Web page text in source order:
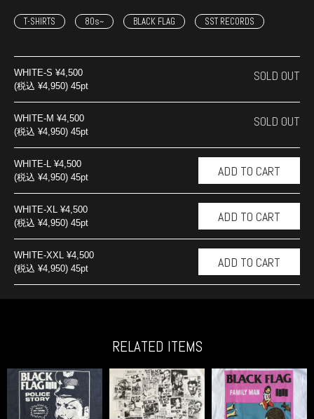
T-SHIRTS 80s~ BLACK FLAG SST RECORDS
WHITE-S ¥4,500
(税込 ¥4,950) 45pt
SOLD OUT
WHITE-M ¥4,500
(税込 ¥4,950) 45pt
SOLD OUT
WHITE-L ¥4,500
(税込 ¥4,950) 45pt
WHITE-XL ¥4,500
(税込 ¥4,950) 45pt
WHITE-XXL ¥4,500
(税込 ¥4,950) 45pt
RELATED ITEMS